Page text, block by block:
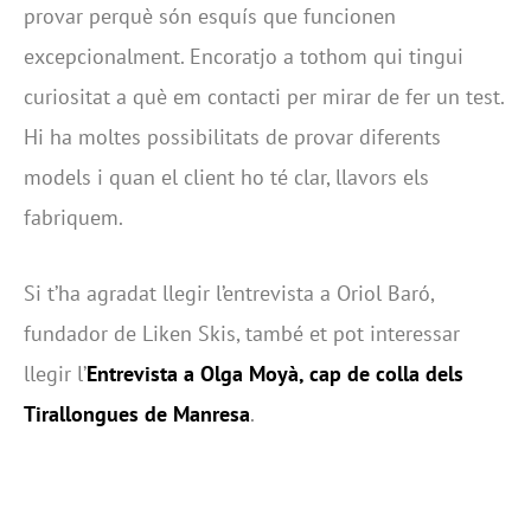
provar perquè són esquís que funcionen
excepcionalment. Encoratjo a tothom qui tingui
curiositat a què em contacti per mirar de fer un test.
Hi ha moltes possibilitats de provar diferents
models i quan el client ho té clar, llavors els
fabriquem.
Si t’ha agradat llegir l’entrevista a Oriol Baró,
fundador de Liken Skis, també et pot interessar
llegir l’Entrevista a Olga Moyà, cap de colla dels
Tirallongues de Manresa.